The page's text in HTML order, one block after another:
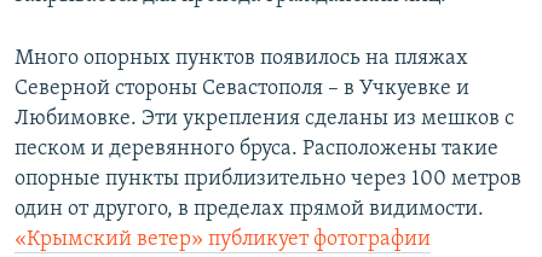
Много опорных пунктов появилось на пляжах
Северной стороны Севастополя – в Учкуевке и
Любимовке. Эти укрепления сделаны из мешков с
песком и деревянного бруса. Расположены такие
опорные пункты приблизительно через 100 метров
один от другого, в пределах прямой видимости.
«Крымский ветер» публикует фотографии